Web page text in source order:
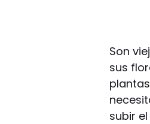
Son
sus
subir